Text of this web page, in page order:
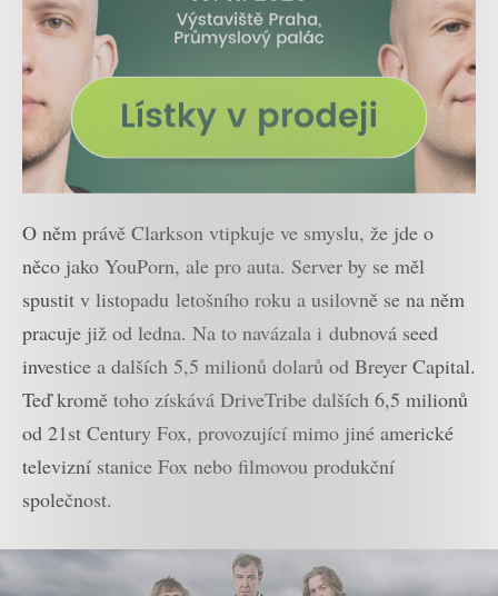
O něm právě Clarkson vtipkuje ve smyslu, že jde o
něco jako YouPorn, ale pro auta. Server by se měl
spustit v listopadu letošního roku a usilovně se na něm
pracuje již od ledna. Na to navázala i dubnová seed
investice a dalších 5,5 milionů dolarů od Breyer Capital.
Teď kromě toho získává DriveTribe dalších 6,5 milionů
od 21st Century Fox, provozující mimo jiné americké
televizní stanice Fox nebo filmovou produkční
společnost.